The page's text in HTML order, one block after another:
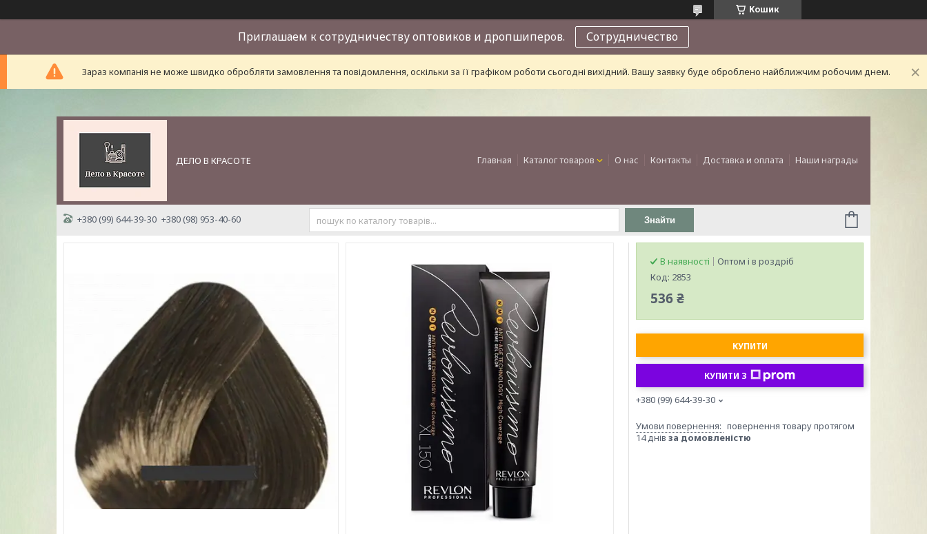
Кошик
Приглашаем к сотрудничеству оптовиков и дропшиперов. Сотрудничество
Зараз компанія не може швидко обробляти замовлення та повідомлення, оскільки за її графіком роботи сьогодні вихідний. Вашу заявку буде оброблено найближчим робочим днем.
ДЕЛО В КРАСОТЕ Главная Каталог товаров О нас Контакты Доставка и оплата Наши награды
+380 (99) 644-39-30 +380 (98) 953-40-60 Знайти
В наявності
Оптом і в роздріб
Код: 2853
536 ₴
КУПИТИ
КУПИТИ З
+380 (99) 644-39-30
повернення товару протягом
14 днів за домовленістю